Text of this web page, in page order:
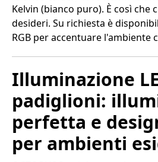
Kelvin (bianco puro). È così che
desideri. Su richiesta è
RGB per accentuare l'ambiente
Illuminazione
padiglioni:
perfetta e
per ambienti